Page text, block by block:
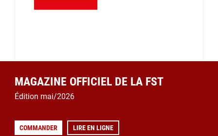
MAGAZINE OFFICIEL DE LA FST
Édition mai/2026
COMMANDER LIRE EN LIGNE